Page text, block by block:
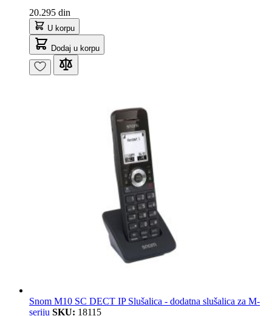
20.295 din
U korpu
Dodaj u korpu
Snom M10 SC DECT IP Slušalica - dodatna slušalica za M-
seriju SKU: 18115